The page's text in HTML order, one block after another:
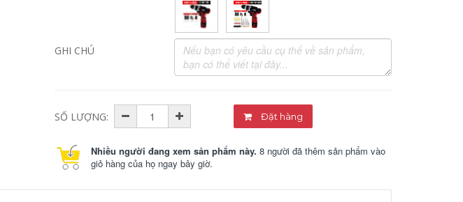
GHI CHÚ
SỐ LƯỢNG: Đặt hàng
Nhiều người đang xem sản phẩm này. 8 người đã thêm sản phẩm vào
giỏ hàng của họ ngay bây giờ.